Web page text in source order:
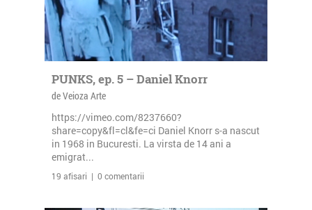
PUNKS, ep. 5 – Daniel Knorr
de Veioza Arte
https://vimeo.com/8237660?
share=copy&fl=cl&fe=ci Daniel Knorr s-a nascut
in 1968 in Bucuresti. La virsta de 14 ani a
emigrat...
19 afisari | 0 comentarii